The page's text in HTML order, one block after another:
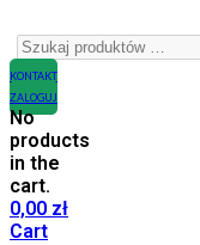
KONTAKT
ZALOGUJ
No
products
in the
cart.
0,00 zł
Cart